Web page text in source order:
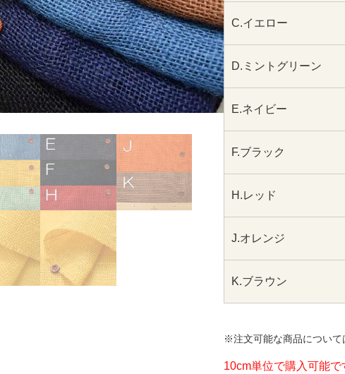
C.イエロー
D.ミントグリーン
E.ネイビー
F.ブラック
H.レッド
J.オレンジ
K.ブラウン
※注文可能な商品について
10cm単位で購入可能で